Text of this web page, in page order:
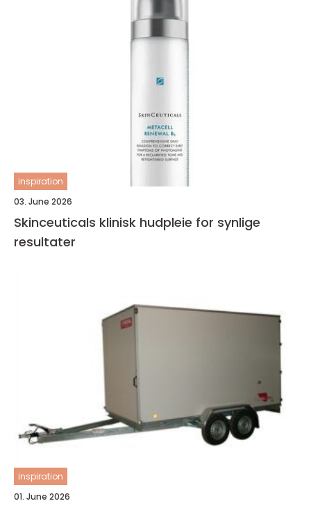
inspiration
03. June 2026
Skinceuticals klinisk hudpleie for synlige
resultater
inspiration
01. June 2026